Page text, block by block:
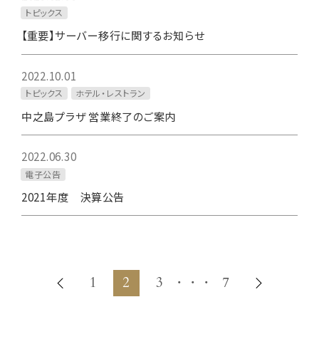
トピックス
【重要】サーバー移行に関するお知らせ
2022.10.01
トピックス ホテル・レストラン
中之島プラザ 営業終了のご案内
2022.06.30
電子公告
2021年度 決算公告
1 2 3 ・・・ 7